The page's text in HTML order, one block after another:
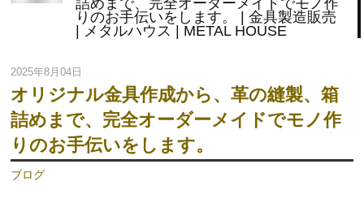
詰めまで、完全オーダーメイドでモノ作
りのお手伝いをします。 | 金具製造販売
| メタルハウス | METAL HOUSE
2025年8月04日
オリジナル金具作成から、革の縫製、箱
詰めまで、完全オーダーメイドでモノ作
りのお手伝いをします。
ブログ